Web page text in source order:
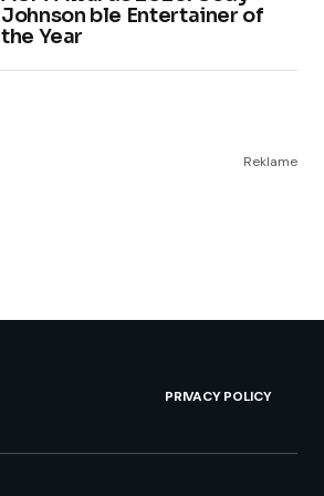
Johnson ble Entertainer of
the Year
Reklame
PRIVACY POLICY